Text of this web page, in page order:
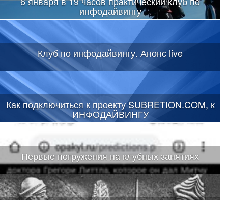
инфодайвингу
Клуб по инфодайвингу. Анонс live
Как подключиться к проекту SUBRETION.COM, к
ИНФОДАЙВИНГУ
Первые погружения на клубных занятиях